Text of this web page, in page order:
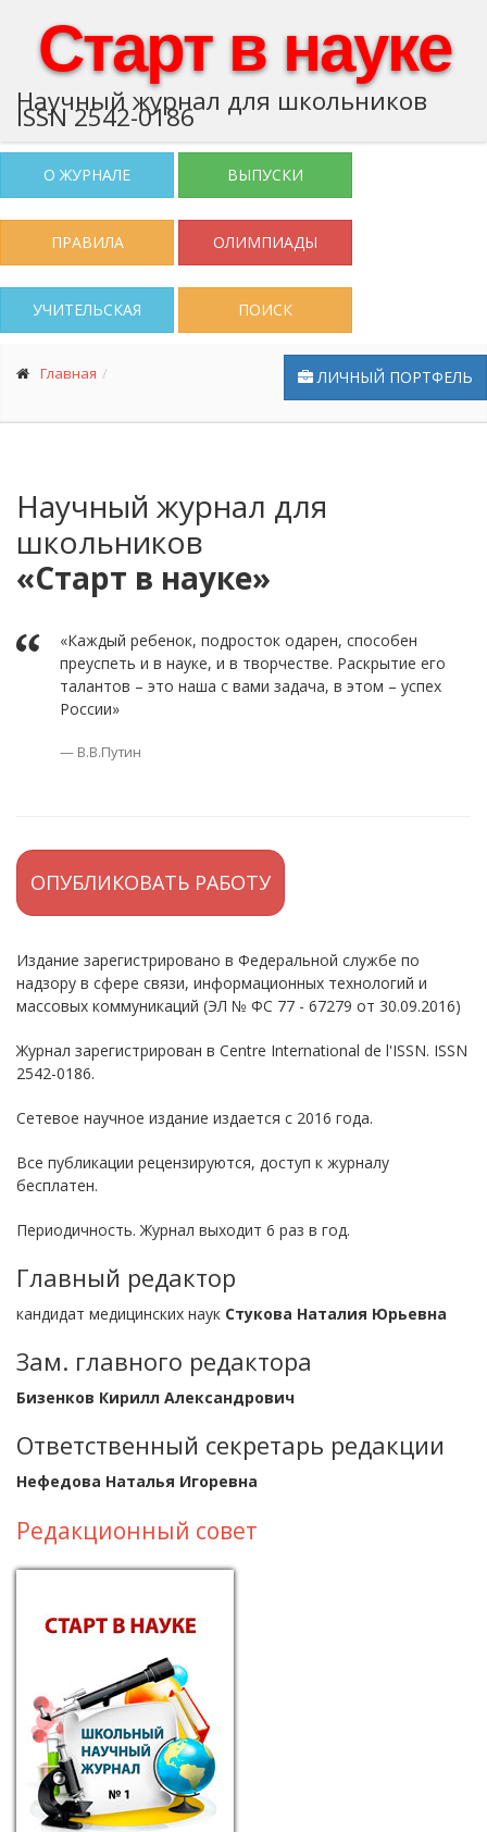
Старт в науке
Научный журнал для школьников
ISSN 2542-0186
О ЖУРНАЛЕ ВЫПУСКИ
ПРАВИЛА ОЛИМПИАДЫ
УЧИТЕЛЬСКАЯ ПОИСК
ЛИЧНЫЙ ПОРТФЕЛЬ
Главная
Научный журнал для
школьников
«Старт в науке»
«Каждый ребенок, подросток одарен, способен
преуспеть и в науке, и в творчестве. Раскрытие его
талантов – это наша с вами задача, в этом – успех
России»
В.В.Путин
ОПУБЛИКОВАТЬ РАБОТУ
Издание зарегистрировано в Федеральной службе по
надзору в сфере связи, информационных технологий и
массовых коммуникаций (ЭЛ № ФС 77 - 67279 от 30.09.2016)
Журнал зарегистрирован в Centre International de l'ISSN. ISSN
2542-0186.
Сетевое научное издание издается с 2016 года.
Все публикации рецензируются, доступ к журналу
бесплатен.
Периодичность. Журнал выходит 6 раз в год.
Главный редактор
кандидат медицинских наук Стукова Наталия Юрьевна
Зам. главного редактора
Бизенков Кирилл Александрович
Ответственный секретарь редакции
Нефедова Наталья Игоревна
Редакционный совет